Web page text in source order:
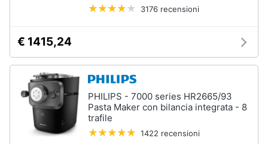
Beauty
Giocattoli
Prima
infanzia
3176 recensioni
€ 1415,24
PHILIPS - 7000 series HR2665/93
Pasta Maker con bilancia integrata - 8
trafile
1422 recensioni